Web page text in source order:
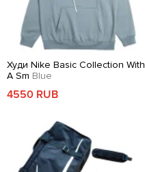
Худи Nike Basic Collection With
A Sm Blue
4550 RUB